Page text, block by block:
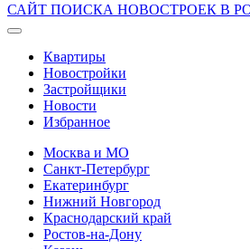
САЙТ ПОИСКА НОВОСТРОЕК В
Квартиры
Новостройки
Застройщики
Новости
Избранное
Москва и МО
Санкт-Петербург
Екатеринбург
Нижний Новгород
Краснодарский край
Ростов-на-Дону